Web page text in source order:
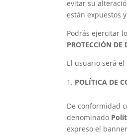
evitar su
están expuestos
Podrás ejercitar
PROTECCIÓN DE
El usuario será
POLÍTICA DE
De conformidad
denominado
expreso el